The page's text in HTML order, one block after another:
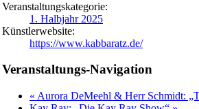
Veranstaltungskategorie:
1. Halbjahr 2025
Künstlerwebsite:
https://www.kabbaratz.de/
Veranstaltungs-Navigation
« Aurora DeMeehl & Herr Schmidt: